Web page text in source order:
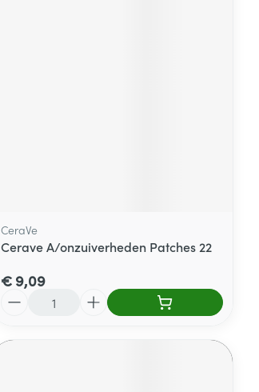
CeraVe
Cerave A/onzuiverheden Patches 22
€ 9,09